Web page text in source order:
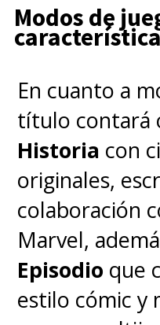
es ajena a las
participación
Imposibley
cómics,
estudiante
antes de
altos niveles
cósmica que
poderes de
creación de
Modos de
En cuanto a
título contará
Historia con
originales,
colaboración
Marvel,
Episodio que
estilo cómic y